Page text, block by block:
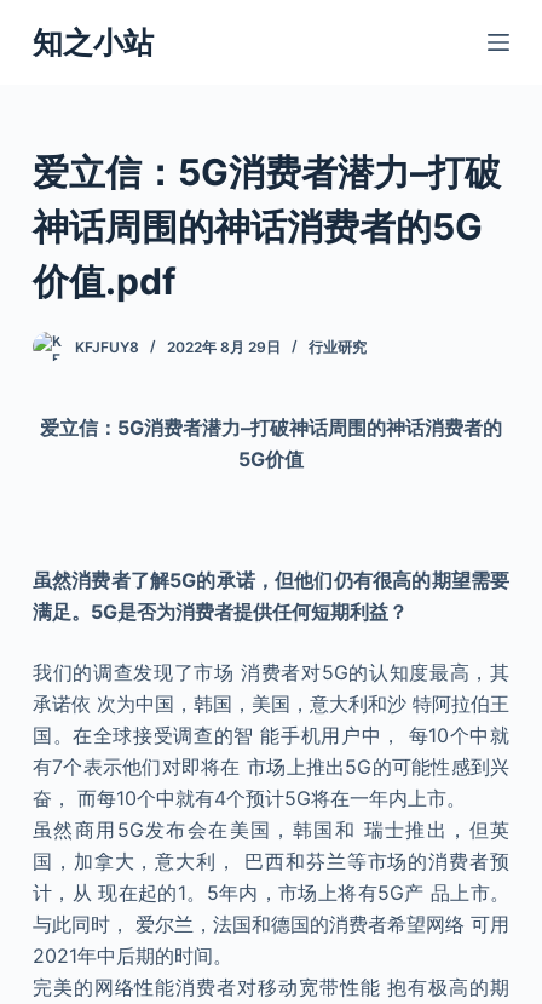
跳
过
知之小站
爱立信：5G消费者潜力–打破
神话周围的神话消费者的5G
价值.pdf
KFJFUY8 2022年 8月 29日 行业研究
爱立信：5G消费者潜力–打破神话周围的神话消费者的
5G价值
虽然消费者了解5G的承诺，但他们仍有很高的期望需要
满足。5G是否为消费者提供任何短期利益？
我们的调查发现了市场 消费者对5G的认知度最高，其
承诺依 次为中国，韩国，美国，意大利和沙 特阿拉伯王
国。在全球接受调查的智 能手机用户中， 每10个中就
有7个表示他们对即将在 市场上推出5G的可能性感到兴
奋， 而每10个中就有4个预计5G将在一年内上市。
虽然商用5G发布会在美国，韩国和 瑞士推出，但英
国，加拿大，意大利， 巴西和芬兰等市场的消费者预
计，从 现在起的1。5年内，市场上将有5G产 品上市。
与此同时， 爱尔兰，法国和德国的消费者希望网络 可用
2021年中后期的时间。
完美的网络性能消费者对移动宽带性能 抱有极高的期